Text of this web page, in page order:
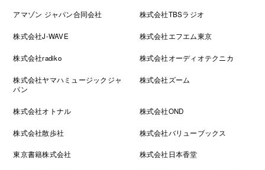
アマゾン ジャパン合同会社 株式会社TBSラジオ
株式会社J-WAVE 株式会社エフエム東京
株式会社radiko 株式会社オーディオテクニカ
株式会社ヤマハミュージックジャ
パン
株式会社ズーム
株式会社オトナル 株式会社OND
株式会社散歩社 株式会社バリューブックス
東京書籍株式会社 株式会社日本香堂